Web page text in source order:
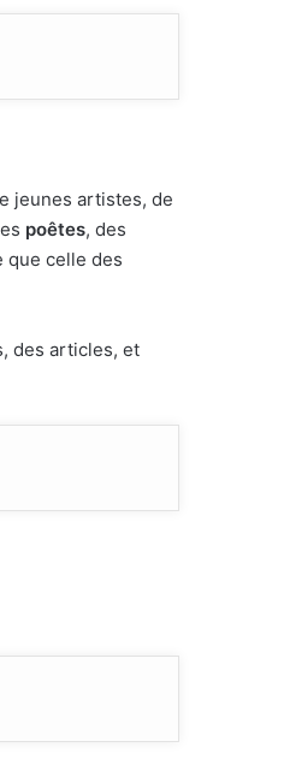
jeunes artistes, de
poêtes, des
que celle des
des articles, et